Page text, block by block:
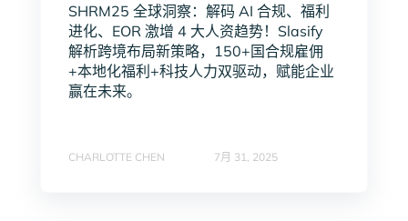
SHRM25 全球洞察：解码 AI 合规、福利
进化、EOR 激增 4 大人资趋势！Slasify
解析跨境布局新策略，150+国合规雇佣
+本地化福利+科技人力双驱动，赋能企业
赢在未来。
CHARLOTTE CHEN 7月 31, 2025